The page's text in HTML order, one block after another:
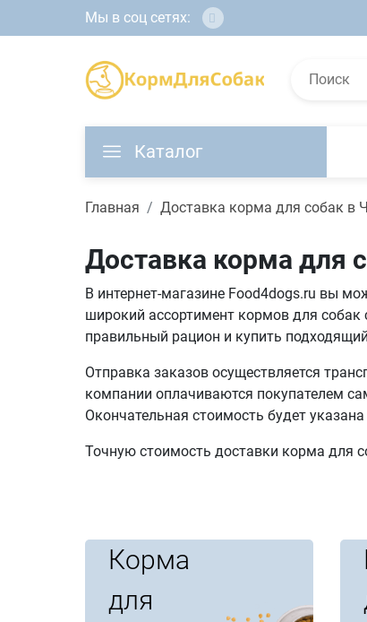
Мы в соц сетях:
Каталог
Главная Доставка корма для собак в
Доставка корма для
В интернет-магазине Food4dogs.ru вы
широкий ассортимент кормов для собак
правильный рацион и купить
Отправка заказов осуществляется
компании оплачиваются покупателем
Окончательная стоимость будет
Точную стоимость доставки корма для
Корма
для